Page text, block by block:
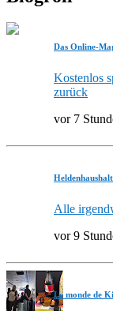
Das Online-
Kostenlos
zurück
vor 7
Heldenhaushalt
Alle
vor 9
Le monde de